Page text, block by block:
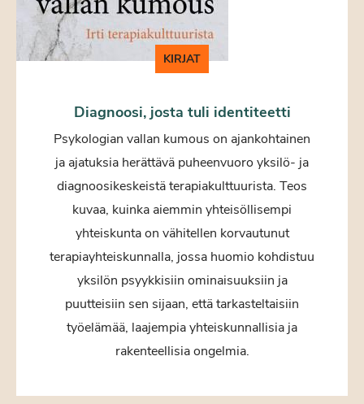
KIRJAT
Diagnoosi, josta tuli identiteetti
Psykologian vallan kumous on ajankohtainen
ja ajatuksia herättävä puheenvuoro yksilö- ja
diagnoosikeskeistä terapiakulttuurista. Teos
kuvaa, kuinka aiemmin yhteisöllisempi
yhteiskunta on vähitellen korvautunut
terapiayhteiskunnalla, jossa huomio kohdistuu
yksilön psyykkisiin ominaisuuksiin ja
puutteisiin sen sijaan, että tarkasteltaisiin
työelämää, laajempia yhteiskunnallisia ja
rakenteellisia ongelmia.